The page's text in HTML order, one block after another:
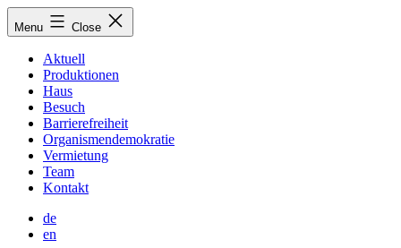
Skip
toMenu Close
Aktuell
Produktionen
Haus
Besuch
Barrierefreiheit
Organismendemokratie
Vermietung
Team
Kontakt
de
en